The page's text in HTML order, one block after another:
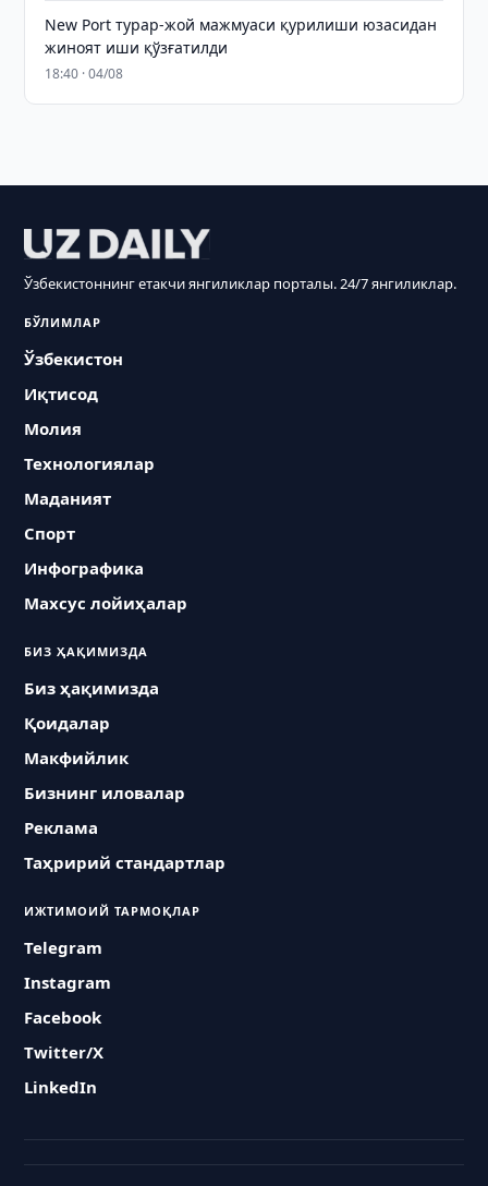
New Port турар-жой мажмуаси қурилиши юзасидан
жиноят иши қўзғатилди
18:40 · 04/08
Ўзбекистоннинг етакчи янгиликлар порталы. 24/7 янгиликлар.
БЎЛИМЛАР
Ўзбекистон
Иқтисод
Молия
Технологиялар
Маданият
Спорт
Инфографика
Махсус лойиҳалар
БИЗ ҲАҚИМИЗДА
Биз ҳақимизда
Қоидалар
Макфийлик
Бизнинг иловалар
Реклама
Таҳририй стандартлар
ИЖТИМОИЙ ТАРМОҚЛАР
Telegram
Instagram
Facebook
Twitter/X
LinkedIn